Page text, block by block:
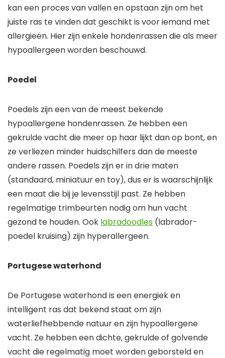
kan een proces van vallen en opstaan zijn om het
juiste ras te vinden dat geschikt is voor iemand met
allergieën. Hier zijn enkele hondenrassen die als meer
hypoallergeen worden beschouwd.
Poedel
Poedels zijn een van de meest bekende
hypoallergene hondenrassen. Ze hebben een
gekrulde vacht die meer op haar lijkt dan op bont, en
ze verliezen minder huidschilfers dan de meeste
andere rassen. Poedels zijn er in drie maten
(standaard, miniatuur en toy), dus er is waarschijnlijk
een maat die bij je levensstijl past. Ze hebben
regelmatige trimbeurten nodig om hun vacht
gezond te houden. Ook labradoodles (labrador-
poedel kruising) zijn hyperallergeen.
Portugese waterhond
De Portugese waterhond is een energiek en
intelligent ras dat bekend staat om zijn
waterliefhebbende natuur en zijn hypoallergene
vacht. Ze hebben een dichte, gekrulde of golvende
vacht die regelmatig moet worden geborsteld en